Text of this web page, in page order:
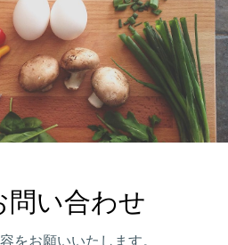
問い合わせ
をお願いいたします。